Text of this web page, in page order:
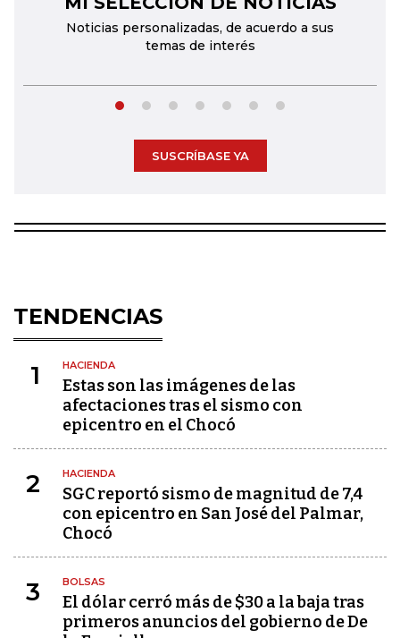
Noticias personalizadas, de acuerdo a sus
temas de interés
SUSCRÍBASE YA
TENDENCIAS
1 HACIENDA
Estas son las imágenes de las
afectaciones tras el sismo con
epicentro en el Chocó
2 HACIENDA
SGC reportó sismo de magnitud de 7,4
con epicentro en San José del Palmar,
Chocó
3 BOLSAS
El dólar cerró más de $30 a la baja tras
primeros anuncios del gobierno de De